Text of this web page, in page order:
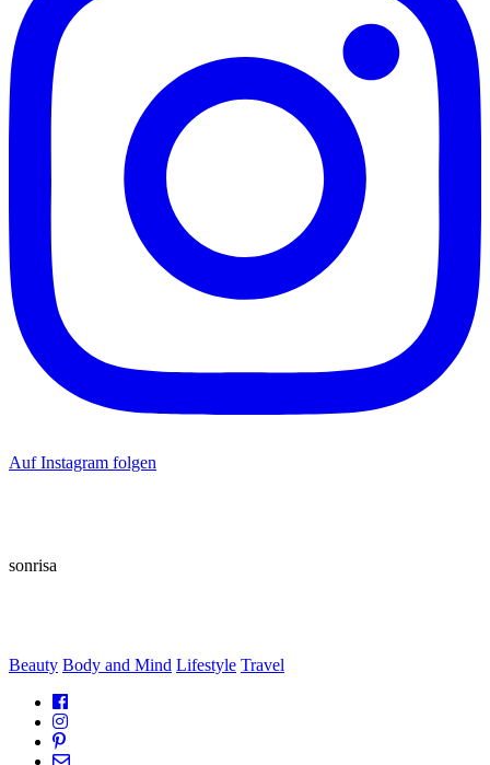
Auf Instagram folgen
sonrisa
Beauty Body and Mind Lifestyle Travel